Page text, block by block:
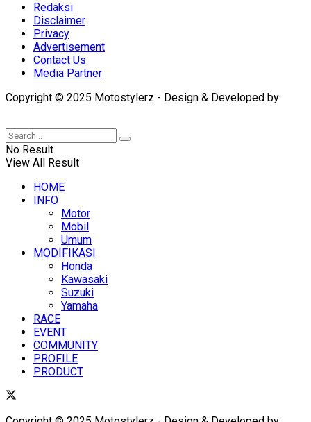
Redaksi
Disclaimer
Privacy
Advertisement
Contact Us
Media Partner
Copyright © 2025 Motostylerz - Design & Developed by
No Result
View All Result
HOME
INFO
Motor
Mobil
Umum
MODIFIKASI
Honda
Kawasaki
Suzuki
Yamaha
RACE
EVENT
COMMUNITY
PROFILE
PRODUCT